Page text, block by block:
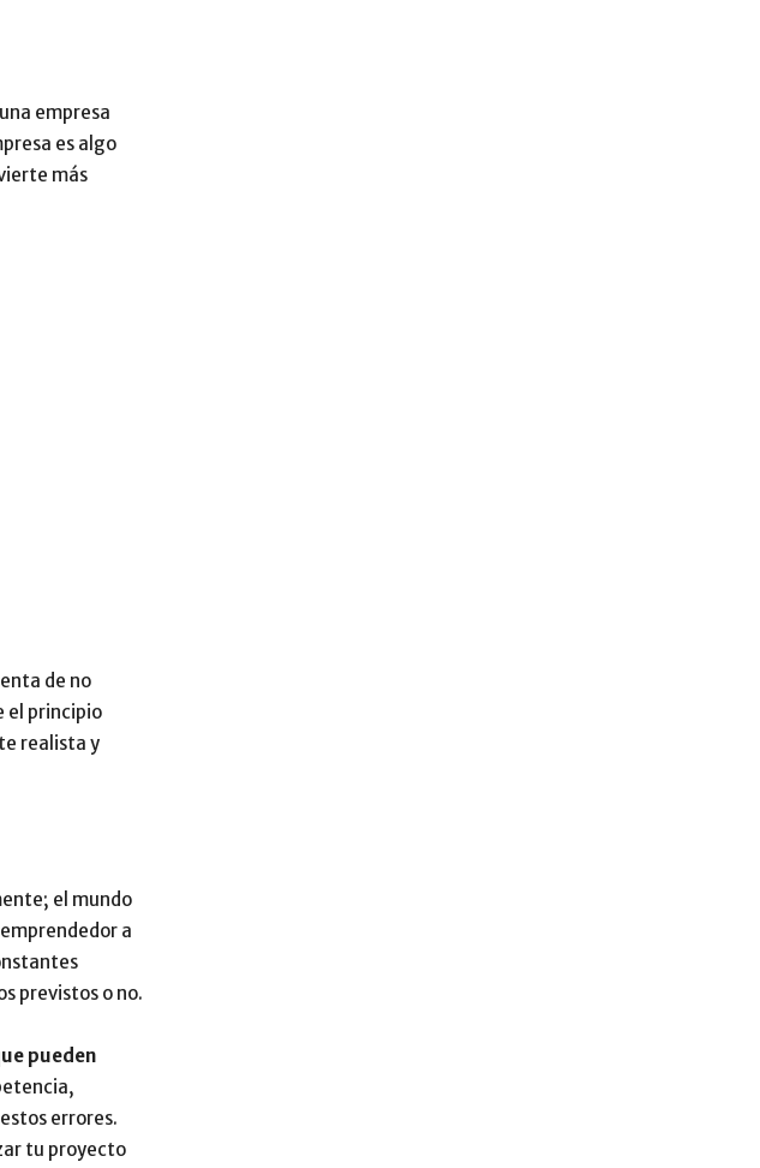
empresa
es algo
más
de no
el principio
realista y
el mundo
a
previstos o no.
pueden
errores.
tu proyecto